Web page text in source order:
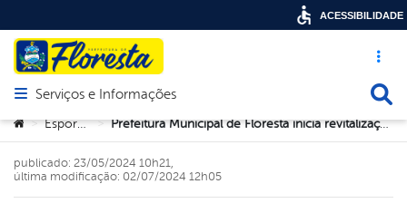
Acesso
Abrir menu principal de navegação
Serviços e Informações
Você está aqui:
> Esportes > Prefeitura Municipal de Floresta inicia revitalização da quadra e praça do Vulcão
publicado: 23/05/2024 10h21,
última modificação: 02/07/2024 12h05
ACESSIBILIDADE